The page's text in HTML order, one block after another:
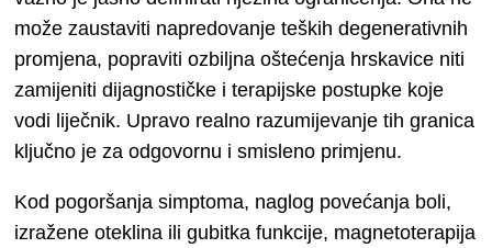
može zaustaviti napredovanje teških degenerativnih
promjena, popraviti ozbiljna oštećenja hrskavice niti
zamijeniti dijagnostičke i terapijske postupke koje
vodi liječnik. Upravo realno razumijevanje tih granica
ključno je za odgovornu i smisleno primjenu.
Kod pogoršanja simptoma, naglog povećanja boli,
izražene oteklina ili gubitka funkcije, magnetoterapija